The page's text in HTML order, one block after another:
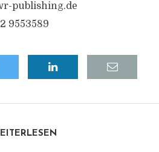
publishing.de
9553589